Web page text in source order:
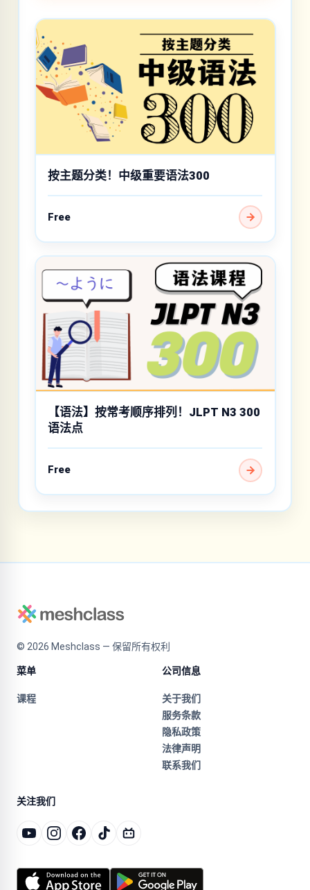
按主题分类！中级重要语法300
Free
【语法】按常考顺序排列！JLPT N3 300
语法点
Free
© 2026 Meshclass — 保留所有权利
菜单
课程
公司信息
关于我们
服务条款
隐私政策
法律声明
联系我们
关注我们